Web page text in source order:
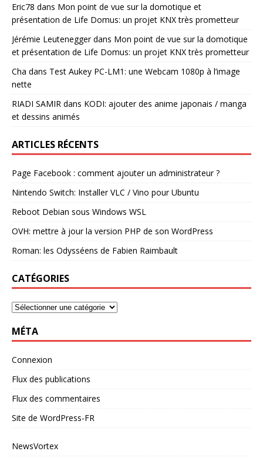
Eric78 dans Mon point de vue sur la domotique et
présentation de Life Domus: un projet KNX très prometteur
Jérémie Leuteneggerdans Mon point de vue sur la domotique
et présentation de Life Domus: un projet KNX très prometteur
Cha dans Test Aukey PC-LM1: une Webcam 1080p à l’image
nette
RIADI SAMIR dans KODI: ajouter des anime japonais / manga
et dessins animés
ARTICLES RÉCENTS
Page Facebook : comment ajouter un administrateur ?
Nintendo Switch: Installer VLC / Vino pour Ubuntu
Reboot Debian sous Windows WSL
OVH: mettre à jour la version PHP de son WordPress
Roman: les Odysséens de Fabien Raimbault
CATÉGORIES
MÉTA
Connexion
Flux des publications
Flux des commentaires
Site de WordPress-FR
NewsVortex